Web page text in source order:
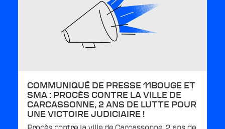
COMMUNIQUÉ DE PRESSE 11BOUGE ET
SMA : PROCÈS CONTRE LA VILLE DE
CARCASSONNE, 2 ANS DE LUTTE POUR
UNE VICTOIRE JUDICIAIRE !